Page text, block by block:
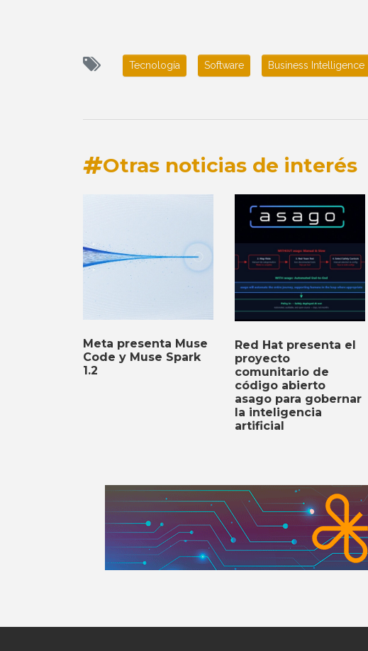
Tecnología Software Business Intelligence
Otras noticias de interés
Meta presenta Muse
Code y Muse Spark
1.2
Red Hat presenta el
proyecto
comunitario de
código abierto
asago para gobernar
la inteligencia
artificial